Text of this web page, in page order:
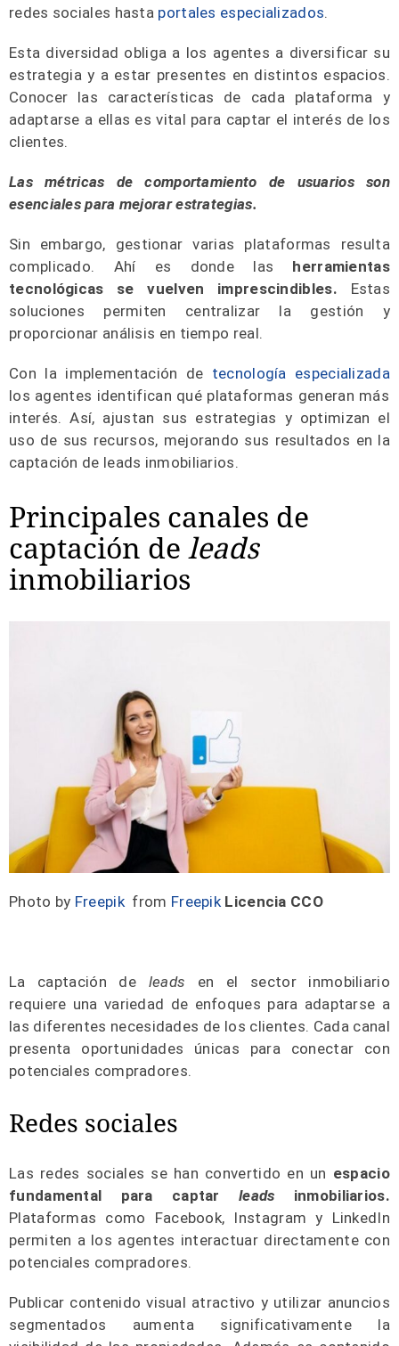
redes sociales hasta portales especializados.
Esta diversidad obliga a los agentes a diversificar su
estrategia y a estar presentes en distintos espacios.
Conocer las características de cada plataforma y
adaptarse a ellas es vital para captar el interés de los
clientes.
Las métricas de comportamiento de usuarios son
esenciales para mejorar estrategias.
Sin embargo, gestionar varias plataformas resulta
complicado. Ahí es donde las herramientas
tecnológicas se vuelven imprescindibles. Estas
soluciones permiten centralizar la gestión y
proporcionar análisis en tiempo real.
Con la implementación de tecnología especializada
los agentes identifican qué plataformas generan más
interés. Así, ajustan sus estrategias y optimizan el
uso de sus recursos, mejorando sus resultados en la
captación de leads inmobiliarios.
Principales canales de
captación de leads
inmobiliarios
Photo by Freepikfrom Freepik Licencia CCO
La captación de leads en el sector inmobiliario
requiere una variedad de enfoques para adaptarse a
las diferentes necesidades de los clientes. Cada canal
presenta oportunidades únicas para conectar con
potenciales compradores.
Redes sociales
Las redes sociales se han convertido en un espacio
fundamental para captarleads inmobiliarios.
Plataformas como Facebook, Instagram y LinkedIn
permiten a los agentes interactuar directamente con
potenciales compradores.
Publicar contenido visual atractivo y utilizar anuncios
segmentados aumenta significativamente la